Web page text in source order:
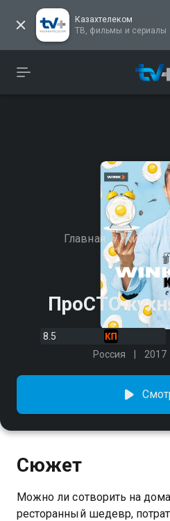
Казахтелеком
ТВ, фильмы и сериалы
Главная /
ПроСТО
8.5
Россия
2017
Сюжет
Можно ли сотворить на
ресторанный шедевр,